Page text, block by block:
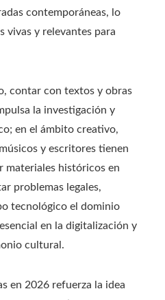
contemporáneas, lo
vivas y relevantes para
contar con textos y obras
la investigación y
en el ámbito creativo,
y escritores tienen
materiales históricos en
problemas legales,
tecnológico el dominio
en la digitalización y
cultural.
en 2026 refuerza la idea